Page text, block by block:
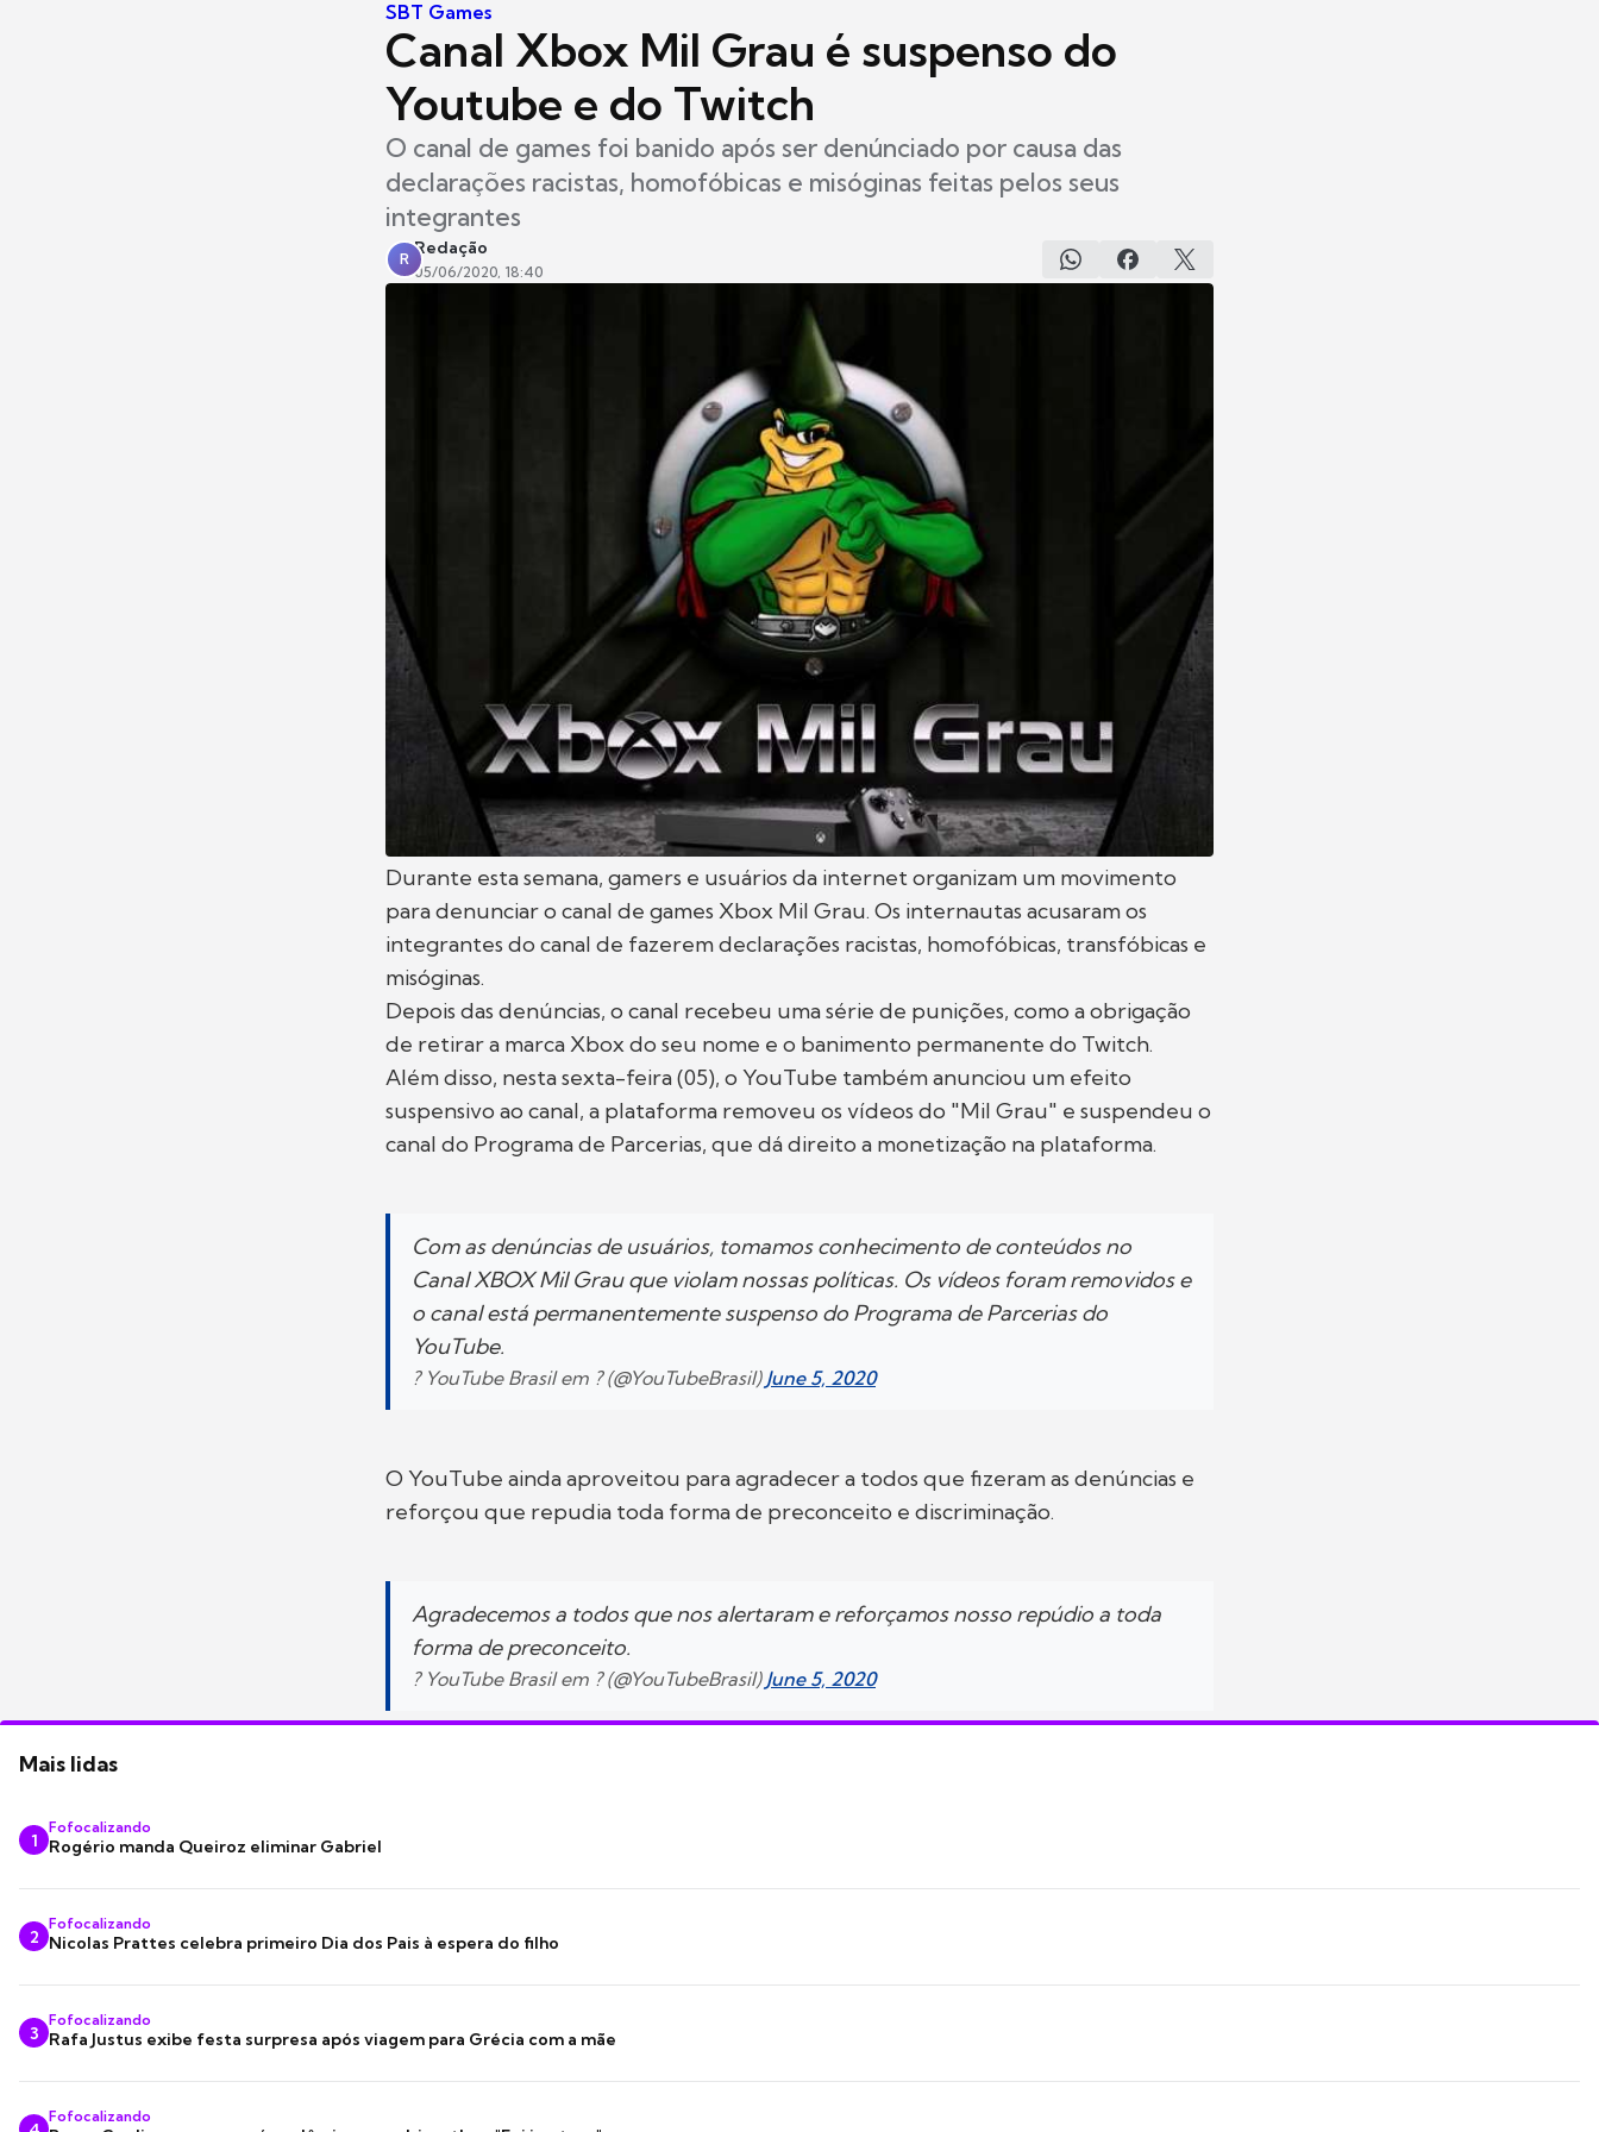
SBT Games
Canal Xbox Mil Grau é suspenso do
Youtube e do Twitch
O canal de games foi banido após ser denúnciado por causa das
declarações racistas, homofóbicas e misóginas feitas pelos seus
integrantes
R
Redação
05/06/2020, 18:40
Durante esta semana, gamers e usuários da internet organizam um movimento
para denunciar o canal de games Xbox Mil Grau. Os internautas acusaram os
integrantes do canal de fazerem declarações racistas, homofóbicas, transfóbicas e
misóginas.
Depois das denúncias, o canal recebeu uma série de punições, como a obrigação
de retirar a marca Xbox do seu nome e o banimento permanente do Twitch.
Além disso, nesta sexta-feira (05), o YouTube também anunciou um efeito
suspensivo ao canal, a plataforma removeu os vídeos do "Mil Grau" e suspendeu o
canal do Programa de Parcerias, que dá direito a monetização na plataforma.
Com as denúncias de usuários, tomamos conhecimento de conteúdos no
Canal XBOX Mil Grau que violam nossas políticas. Os vídeos foram removidos e
o canal está permanentemente suspenso do Programa de Parcerias do
YouTube.
? YouTube Brasil em ? (@YouTubeBrasil) June 5, 2020
O YouTube ainda aproveitou para agradecer a todos que fizeram as denúncias e
reforçou que repudia toda forma de preconceito e discriminação.
Agradecemos a todos que nos alertaram e reforçamos nosso repúdio a toda
forma de preconceito.
? YouTube Brasil em ? (@YouTubeBrasil) June 5, 2020
Mais lidas
1
Fofocalizando
Rogério manda Queiroz eliminar Gabriel
2
Fofocalizando
Nicolas Prattes celebra primeiro Dia dos Pais à espera do filho
3
Fofocalizando
Rafa Justus exibe festa surpresa após viagem para Grécia com a mãe
Fofocalizando